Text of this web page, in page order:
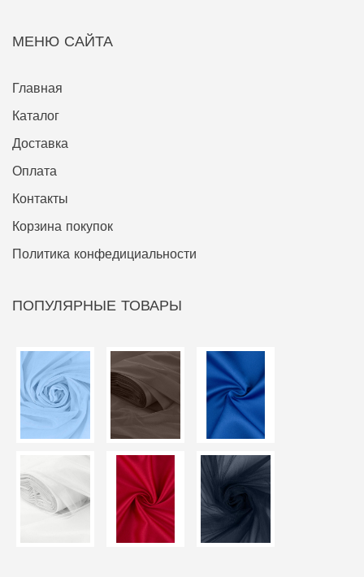
МЕНЮ САЙТА
Главная
Каталог
Доставка
Оплата
Контакты
Корзина покупок
Политика конфедициальности
ПОПУЛЯРНЫЕ ТОВАРЫ